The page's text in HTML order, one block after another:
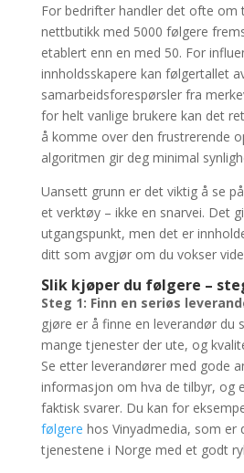
For bedrifter handler det ofte om
nettbutikk med 5000 følgere
etablert enn en med 50. For
innholdsskapere kan følgertallet
samarbeidsforespørsler fra
for helt vanlige brukere kan det
å komme over den frustrerende
algoritmen gir deg minimal
Uansett grunn er det viktig å se
et verktøy – ikke en snarvei. Det
utgangspunkt, men det er
ditt som avgjør om du vokser
Slik kjøper du følgere –
Steg 1: Finn en seriøs
gjøre er å finne en leverandør du
mange tjenester der ute, og
Se etter leverandører med gode
informasjon om hva de tilbyr, og
faktisk svarer. Du kan for
følgere hos Vinyadmedia, som er
tjenestene i Norge med et godt